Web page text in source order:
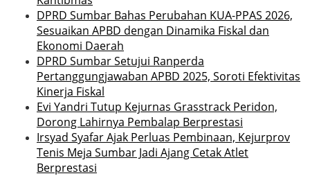
DPRD Sumbar Bahas Perubahan KUA-PPAS 2026,
Sesuaikan APBD dengan Dinamika Fiskal dan
Ekonomi Daerah
DPRD Sumbar Setujui Ranperda
Pertanggungjawaban APBD 2025, Soroti Efektivitas
Kinerja Fiskal
Evi Yandri Tutup Kejurnas Grasstrack Peridon,
Dorong Lahirnya Pembalap Berprestasi
Irsyad Syafar Ajak Perluas Pembinaan, Kejurprov
Tenis Meja Sumbar Jadi Ajang Cetak Atlet
Berprestasi